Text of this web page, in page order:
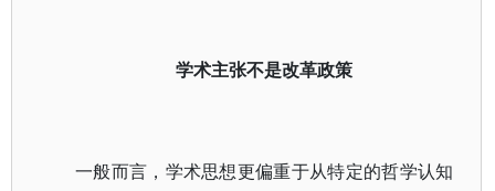
学术主张不是改革政策
一般而言，学术思想更偏重于从特定的哲学认知